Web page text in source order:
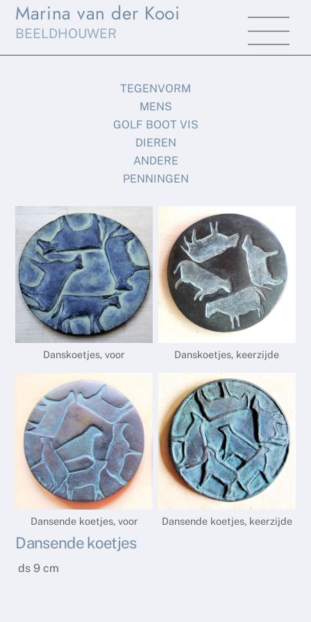
SkipMarina van der Kooi
BEELDHOUWER
TEGENVORM
MENS
GOLF BOOT VIS
DIEREN
ANDERE
PENNINGEN
Danskoetjes, voor Danskoetjes, keerzijde
Dansende koetjes, voor Dansende koetjes, keerzijde
Dansende koetjes
ds 9 cm